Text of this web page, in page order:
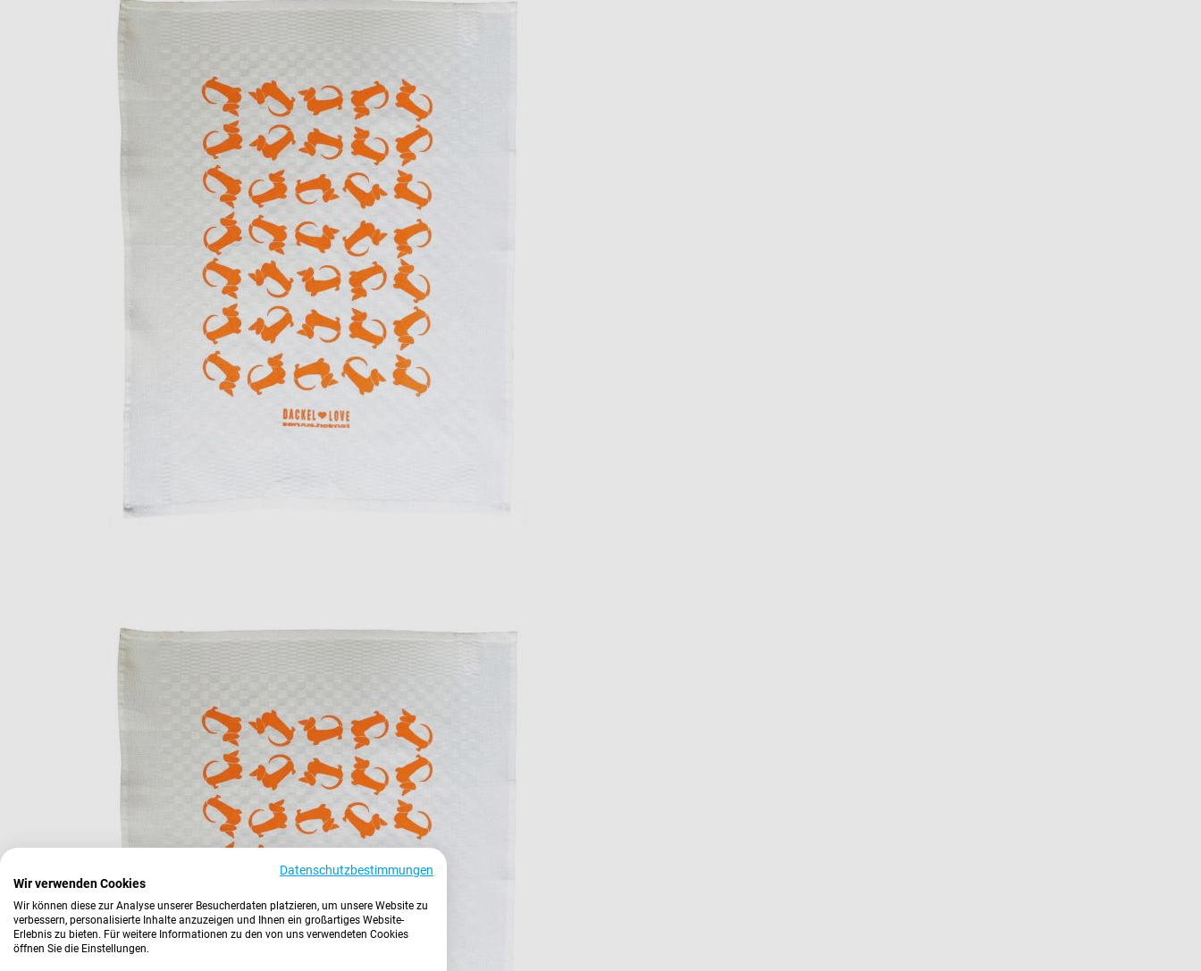
Datenschutzbestimmungen
Wir verwenden Cookies
Wir können diese zur Analyse unserer Besucherdaten platzieren, um unsere Website zu
verbessern, personalisierte Inhalte anzuzeigen und Ihnen ein großartiges Website-
Erlebnis zu bieten. Für weitere Informationen zu den von uns verwendeten Cookies
öffnen Sie die Einstellungen.